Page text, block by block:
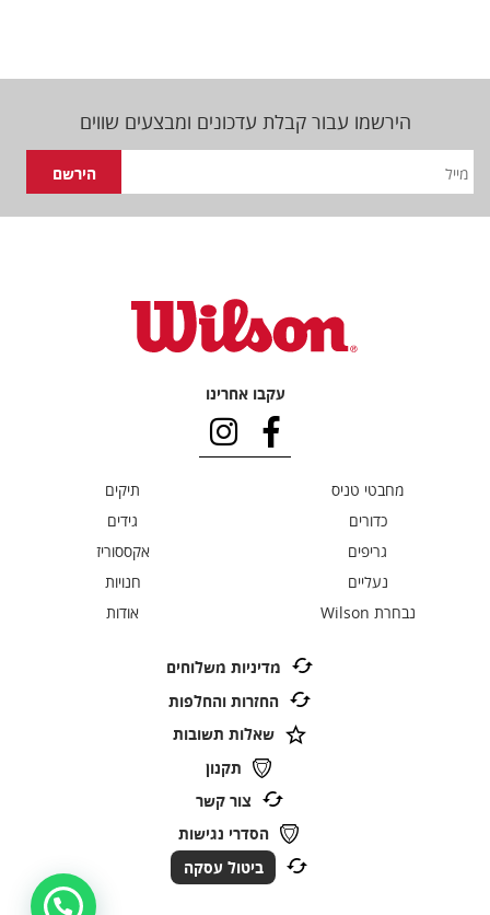
הירשמו עבור קבלת עדכונים ומבצעים שווים
עקבו אחרינו
מחבטי טניס
תיקים
כדורים
גידים
גריפים
אקססוריז
נעליים
חנויות
נבחרת Wilson
אודות
מדיניות משלוחים
החזרות והחלפות
שאלות תשובות
תקנון
צור קשר
הסדרי נגישות
ביטול עסקה